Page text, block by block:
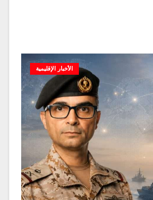
الأخبار الإقليمية